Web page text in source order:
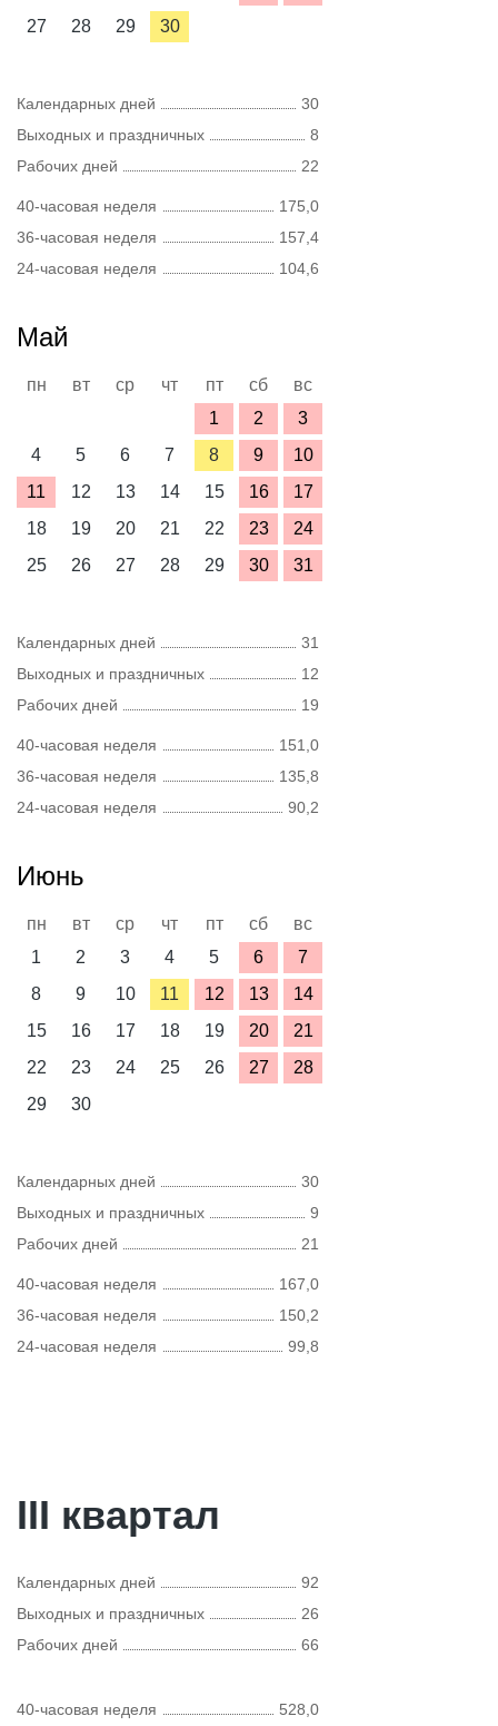
27
28 29 30
Календарных дней
30
Выходных и праздничных
8
Рабочих дней
22
40-часовая неделя
175,0
36-часовая неделя
157,4
24-часовая неделя
104,6
Май
пн вт ср чт пт сб
вс
1
2
3
4
5 6 7 8 9
10
11
12 13 14 15 16
17
18
19 20 21 22 23
24
25
26 27 28 29 30 31
Календарных дней
31
Выходных и праздничных
12
Рабочих дней
19
40-часовая неделя
151,0
36-часовая неделя
135,8
24-часовая неделя
90,2
Июнь
пн вт ср чт пт сб
вс
1
2 3 4 5 6
7
8
9 10 11 12 13
14
15
16 17 18 19 20
21
22
23 24 25 26 27
28
29
30
Календарных дней
30
Выходных и праздничных
9
Рабочих дней
21
40-часовая неделя
167,0
36-часовая неделя
150,2
24-часовая неделя
99,8
III квартал
Календарных дней
92
Выходных и праздничных
26
Рабочих дней
66
40-часовая неделя 528,0